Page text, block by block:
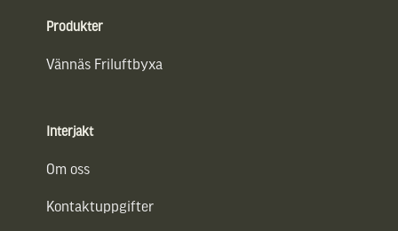
Produkter
Vännäs Friluftbyxa
Interjakt
Om oss
Kontaktuppgifter